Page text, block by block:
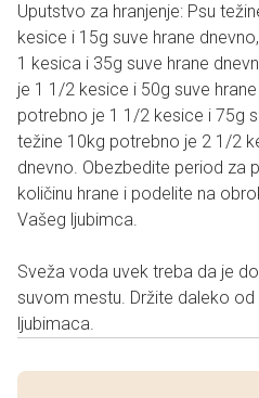
Uputstvo za hranjenje: Psu
kesice i 15g suve hrane
1 kesica i 35g suve hrane
je 1 1/2 kesice i 50g suve
potrebno je 1 1/2 kesice i 75g
težine 10kg potrebno je 2 1/2
dnevno. Obezbedite period za
količinu hrane i podelite na
Vašeg ljubimca.
Sveža voda uvek treba da je
suvom mestu. Držite daleko
ljubimaca.